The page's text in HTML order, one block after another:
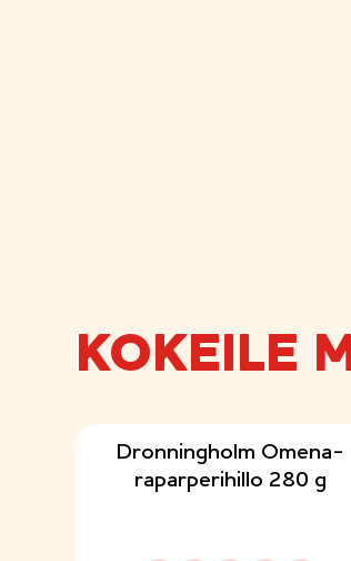
KOKEILE
Dronningholm Omena-
raparperihillo 280 g